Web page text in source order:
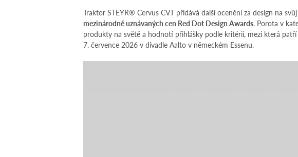
Traktor STEYR® Cervus CVT přidává další ocenění za design na
mezinárodně uznávaných cen Red Dot Design Awards. Porota v
produkty na světě a hodnotí přihlášky podle kritérií, mezi která
7. července 2026 v divadle Aalto v německém Essenu.